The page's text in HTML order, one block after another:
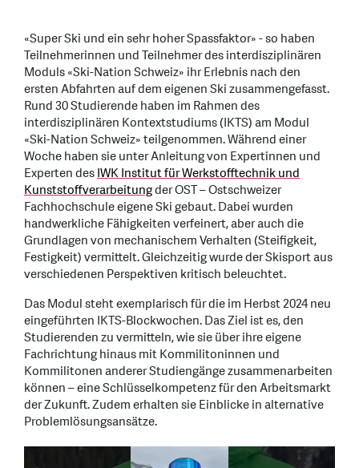
«Super Ski und ein sehr hoher Spassfaktor» - so haben
Teilnehmerinnen und Teilnehmer des interdisziplinären
Moduls «Ski-Nation Schweiz» ihr Erlebnis nach den
ersten Abfahrten auf dem eigenen Ski zusammengefasst.
Rund 30 Studierende haben im Rahmen des
interdisziplinären Kontextstudiums (IKTS) am Modul
«Ski-Nation Schweiz» teilgenommen. Während einer
Woche haben sie unter Anleitung von Expertinnen und
Experten desIWK Institut für Werkstofftechnik und
Kunststoffverarbeitungder OST – Ostschweizer
Fachhochschule eigene Ski gebaut. Dabei wurden
handwerkliche Fähigkeiten verfeinert, aber auch die
Grundlagen von mechanischem Verhalten (Steifigkeit,
Festigkeit) vermittelt. Gleichzeitig wurde der Skisport aus
verschiedenen Perspektiven kritisch beleuchtet.
Das Modul steht exemplarisch für die im Herbst 2024 neu
eingeführten IKTS-Blockwochen. Das Ziel ist es, den
Studierenden zu vermitteln, wie sie über ihre eigene
Fachrichtung hinaus mit Kommilitoninnen und
Kommilitonen anderer Studiengänge zusammenarbeiten
können – eine Schlüsselkompetenz für den Arbeitsmarkt
der Zukunft. Zudem erhalten sie Einblicke in alternative
Problemlösungsansätze.